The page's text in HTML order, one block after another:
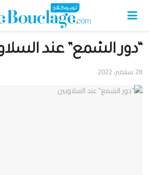
“دور الشمع” عند
28 سبتمبر، 2022